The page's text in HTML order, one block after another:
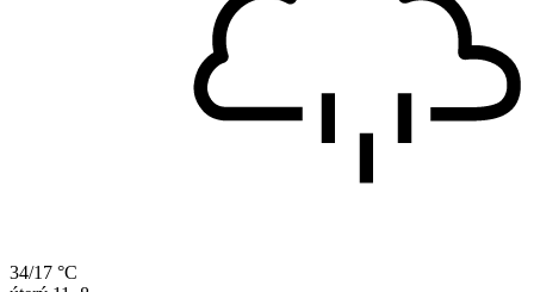
34/17 °C